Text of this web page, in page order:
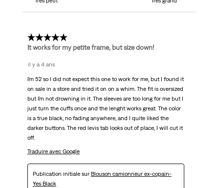
5 étoile(s) sur 5.
It works for my petite frame, but size down!
il y a 4 ans
I´m 5´2 so I did not expect this one to work for me, but I found it
on sale in a store and tried it on on a whim. The fit is oversized
but I´m not drowning in it. The sleeves are too long for me but I
just turn the cuffs once and the lenght works great. The color
is a true black, no fading anywhere, and I quite liked the
darker buttons. The red levis tab looks out of place, I will cut it
off.
Traduire avec Google
Publication initiale sur Blouson camionneur ex-copain-
Yes Black